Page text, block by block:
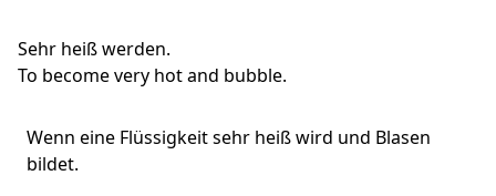
Sehr heiß werden.
To become very hot and bubble.
Wenn eine Flüssigkeit sehr heiß wird und Blasen
bildet.